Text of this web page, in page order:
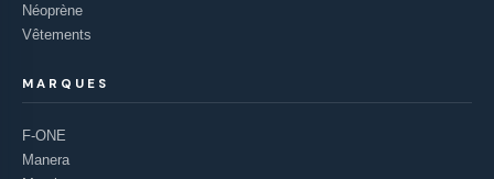
Néoprène
Vêtements
MARQUES
F-ONE
Manera